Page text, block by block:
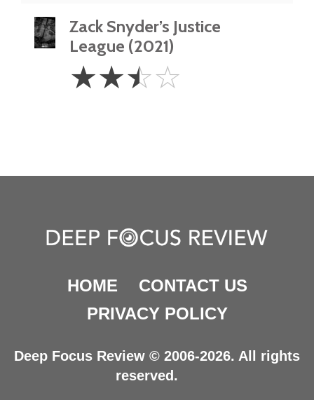
Zack Snyder’s Justice
League (2021)
2.5
Stars
☆☆☆☆
HOME
CONTACT US
PRIVACY POLICY
Deep Focus Review © 2006-2026. All rights
reserved.